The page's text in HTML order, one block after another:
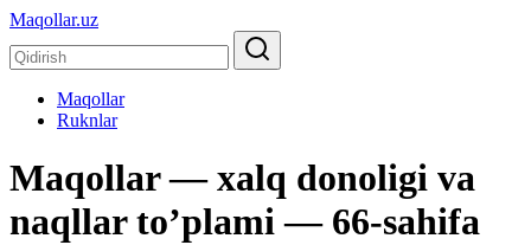
Maqollar.uz
Maqollar
Ruknlar
Maqollar — xalq donoligi va
naqllar toʼplami — 66-sahifa